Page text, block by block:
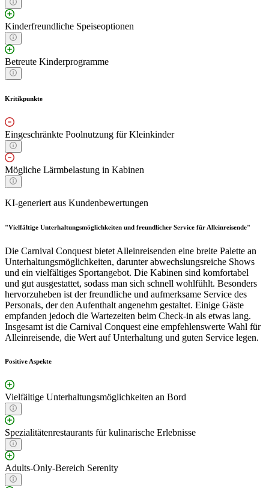
Kinderfreundliche Speiseoptionen
Betreute Kinderprogramme
Kritikpunkte
Eingeschränkte Poolnutzung für Kleinkinder
Mögliche Lärmbelastung in Kabinen
KI-generiert aus Kundenbewertungen
"Vielfältige Unterhaltungsmöglichkeiten und freundlicher Service für Alleinreisende"
Die Carnival Conquest bietet Alleinreisenden eine breite Palette an
Unterhaltungsmöglichkeiten, darunter abwechslungsreiche Shows
und ein vielfältiges Sportangebot. Die Kabinen sind komfortabel
und gut ausgestattet, sodass man sich schnell wohlfühlt. Besonders
hervorzuheben ist der freundliche und aufmerksame Service des
Personals, der den Aufenthalt angenehm gestaltet. Einige Gäste
empfanden jedoch die Wartezeiten beim Check-in als etwas lang.
Insgesamt ist die Carnival Conquest eine empfehlenswerte Wahl für
Alleinreisende, die Wert auf Unterhaltung und guten Service legen.
Positive Aspekte
Vielfältige Unterhaltungsmöglichkeiten an Bord
Spezialitätenrestaurants für kulinarische Erlebnisse
Adults-Only-Bereich Serenity